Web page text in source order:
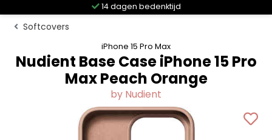
Meer dan 300 unieke designs
Softcovers
iPhone 15 Pro Max
Nudient Base Case iPhone 15 Pro
Max Peach Orange
by Nudient